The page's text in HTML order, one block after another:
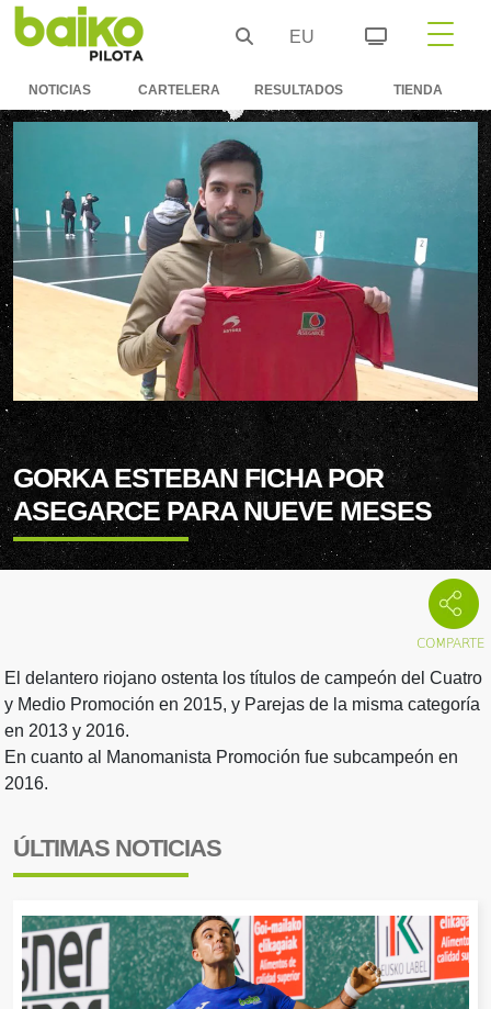
EU
NOTICIAS CARTELERA RESULTADOS TIENDA
GORKA ESTEBAN FICHA POR
ASEGARCE PARA NUEVE MESES
El delantero riojano ostenta los títulos de campeón del Cuatro
y Medio Promoción en 2015, y Parejas de la misma categoría
en 2013 y 2016.
En cuanto al Manomanista Promoción fue subcampeón en
2016.
ÚLTIMAS NOTICIAS